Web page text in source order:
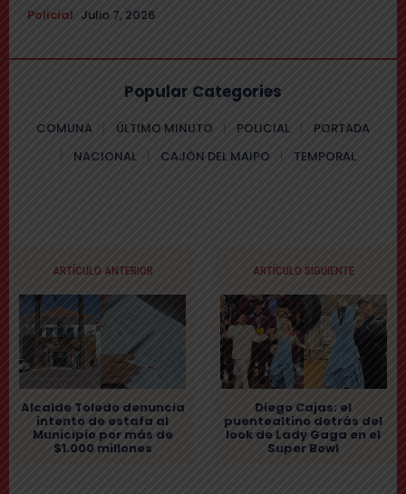
Policial Julio 7, 2026
Popular Categories
COMUNA ÚLTIMO MINUTO POLICIAL
PORTADA
NACIONAL
CAJÓN DEL MAIPO TEMPORAL
ARTÍCULO ANTERIOR
Alcalde Toledo denuncia
intento de estafa al
Municipio por más de
$1.000 millones
ARTÍCULO SIGUIENTE
Diego Cajas: el
puentealtino detrás del
look de Lady Gaga en el
Super Bowl